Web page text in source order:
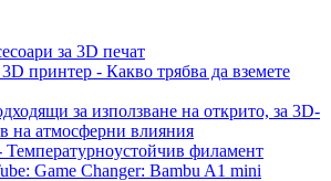
за 3D печат
принтер - Какво трябва да вземете
за използване на открито, за 3D-
на атмосферни влияния
Температурнoустойчив филамент
Game Changer: Bambu A1 mini